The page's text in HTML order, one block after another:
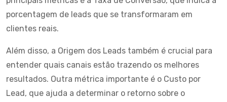
porcentagem de leads que se transformaram em
clientes reais.
Além disso, a Origem dos Leads também é crucial para
entender quais canais estão trazendo os melhores
resultados. Outra métrica importante é o Custo por
Lead, que ajuda a determinar o retorno sobre o